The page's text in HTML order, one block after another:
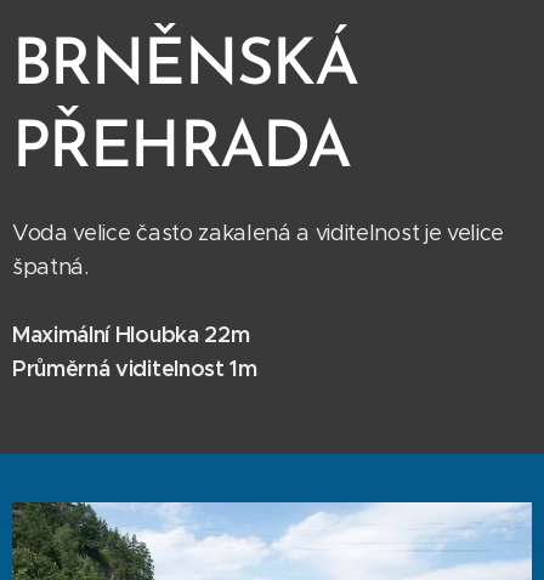
BRNĚNSKÁ
PŘEHRADA
Voda velice často zakalená a viditelnost je velice
špatná.
Maximální Hloubka 22m
Průměrná viditelnost 1m